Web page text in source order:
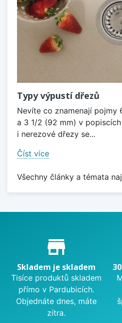
Typy výpustí dřezů
Nevíte co znamenají pojmy
a 3 1/2 (92 mm) v
i nerezové dřezy se...
Číst více
Všechny články a témata
Proč nakupovat u nás?
store_mall_directory
Skladem je skladem
Tisíce produktů skladem
přímo v Pardubicích.
Objednáte dnes, máte
zítra.